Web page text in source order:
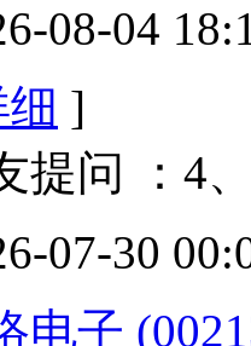
08-04
]
提问 ：4
07-30
电子